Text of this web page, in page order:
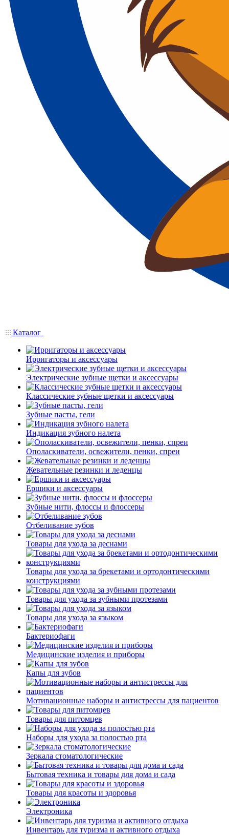
Каталог
Ирригаторы и аксессуары
Электрические зубные щетки и аксессуары
Классические зубные щетки и аксессуары
Зубные пасты, гели
Индикация зубного налета
Ополаскиватели, освежители, пенки, спреи
Жевательные резинки и леденцы
Ершики и аксессуары
Зубные нити, флоссы и флоссеры
Отбеливание зубов
Товары для ухода за деснами
Товары для ухода за брекетами и ортодонтическими
конструкциями
Товары для ухода за зубными протезами
Товары для ухода за языком
Бактериофаги
Медицинские изделия и приборы
Капы для зубов
Мотивационные наборы и антистрессы для пациентов
Товары для питомцев
Наборы для ухода за полостью рта
Зеркала стоматологические
Бытовая техника и товары для дома и сада
Товары для красоты и здоровья
Электроника
Инвентарь для туризма и активного отдыха